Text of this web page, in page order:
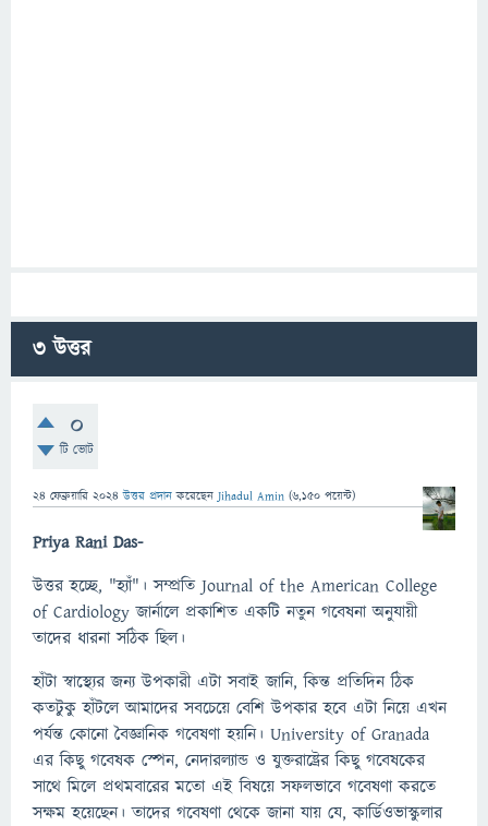
3উত্তর
0
টি ভোট
24 ফেব্রুয়ারি 2024 উত্তর প্রদান করেছেনJihadul Amin (6,150 পয়েন্ট)
Priya Rani Das-
উত্তর হচ্ছে, "হ্যাঁ"। সম্প্রতি Journal of the American College
of Cardiology জার্নালে প্রকাশিত একটি নতুন গবেষনা অনুযায়ী
তাদের ধারনা সঠিক ছিল।
হাঁটা স্বাস্থ্যের জন্য উপকারী এটা সবাই জানি, কিন্ত প্রতিদিন ঠিক
কতটুকু হাঁটলে আমাদের সবচেয়ে বেশি উপকার হবে এটা নিয়ে এখন
পর্যন্ত কোনো বৈজ্ঞানিক গবেষণা হয়নি। University of Granada
এর কিছু গবেষক স্পেন, নেদারল্যান্ড ও যুক্তরাষ্ট্রের কিছু গবেষকের
সাথে মিলে প্রথমবারের মতো এই বিষয়ে সফলভাবে গবেষণা করতে
সক্ষম হয়েছেন। তাদের গবেষণা থেকে জানা যায় যে, কার্ডিওভাস্কুলার